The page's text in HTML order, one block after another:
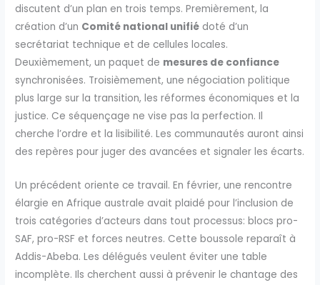
discutent d’un plan en trois temps. Premièrement, la
création d’un Comité national unifié doté d’un
secrétariat technique et de cellules locales.
Deuxièmement, un paquet de mesures de confiance
synchronisées. Troisièmement, une négociation politique
plus large sur la transition, les réformes économiques et la
justice. Ce séquençage ne vise pas la perfection. Il
cherche l’ordre et la lisibilité. Les communautés auront ainsi
des repères pour juger des avancées et signaler les écarts.
Un précédent oriente ce travail. En février, une rencontre
élargie en Afrique australe avait plaidé pour l’inclusion de
trois catégories d’acteurs dans tout processus: blocs pro-
SAF, pro-RSF et forces neutres. Cette boussole reparaît à
Addis-Abeba. Les délégués veulent éviter une table
incomplète. Ils cherchent aussi à prévenir le chantage des